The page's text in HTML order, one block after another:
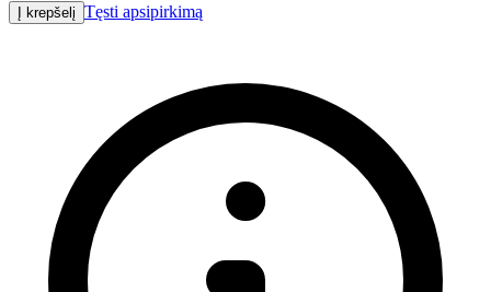
Į krepšelį Tęsti apsipirkimą